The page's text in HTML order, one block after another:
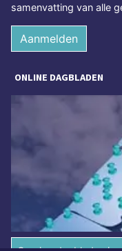
samenvatting van alle
Aanmelden
ONLINE DAGBLADEN